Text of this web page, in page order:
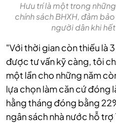
Hưu trí là một trong
chính sách BHXH, đảm
người dân khi
"Với thời gian còn thiếu là
được tư vấn kỹ càng, tôi
một lần cho những năm
lựa chọn làm căn cứ
hằng tháng đóng bằng
ngân sách nhà nước hỗ